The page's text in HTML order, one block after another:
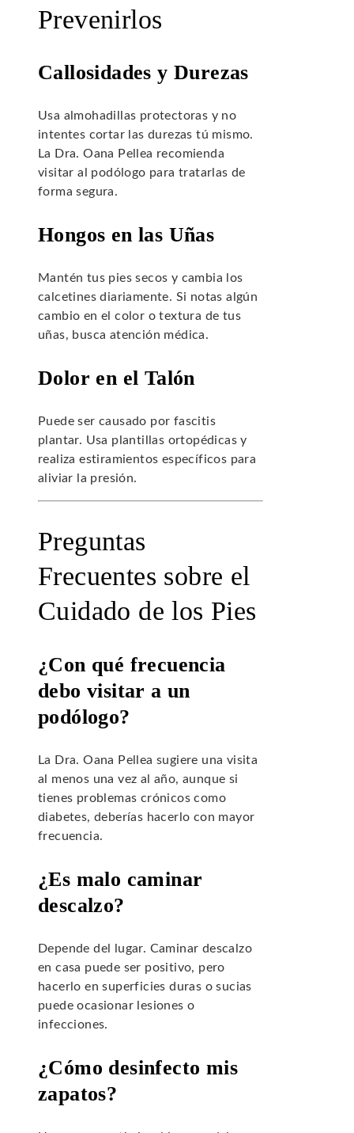
Prevenirlos
Callosidades y Durezas
Usa almohadillas protectoras y no
intentes cortar las durezas tú mismo.
La Dra. Oana Pellea recomienda
visitar al podólogo para tratarlas de
forma segura.
Hongos en las Uñas
Mantén tus pies secos y cambia los
calcetines diariamente. Si notas algún
cambio en el color o textura de tus
uñas, busca atención médica.
Dolor en el Talón
Puede ser causado por fascitis
plantar. Usa plantillas ortopédicas y
realiza estiramientos específicos para
aliviar la presión.
Preguntas
Frecuentes sobre el
Cuidado de los Pies
¿Con qué frecuencia
debo visitar a un
podólogo?
La Dra. Oana Pellea sugiere una visita
al menos una vez al año, aunque si
tienes problemas crónicos como
diabetes, deberías hacerlo con mayor
frecuencia.
¿Es malo caminar
descalzo?
Depende del lugar. Caminar descalzo
en casa puede ser positivo, pero
hacerlo en superficies duras o sucias
puede ocasionar lesiones o
infecciones.
¿Cómo desinfecto mis
zapatos?